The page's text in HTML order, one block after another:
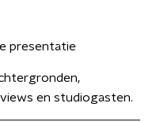
presentatie
en studiogasten.